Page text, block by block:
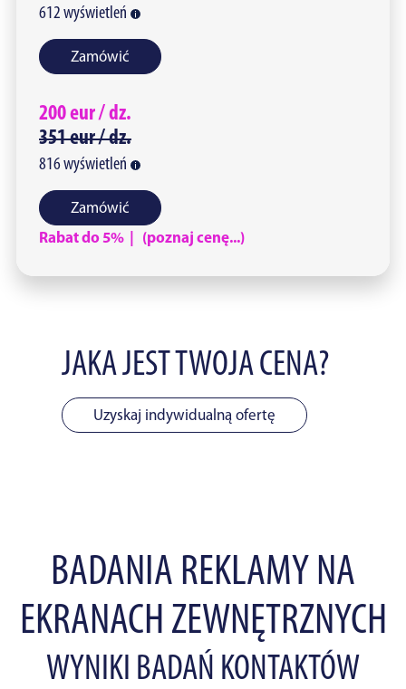
612 wyświetleń
Zamówić
200eur /dz.
351eur /dz.
816wyświetleń
Zamówić
Rabat do 5% | (poznaj cenę...)
JAKA JEST TWOJA CENA?
Uzyskaj indywidualną ofertę
BADANIA REKLAMY NA
EKRANACH ZEWNĘTRZNYCH
WYNIKI BADAŃ KONTAKTÓW